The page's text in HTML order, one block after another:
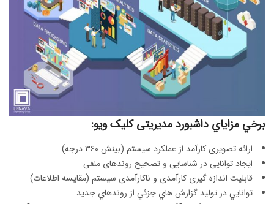
برخي مزاياي داشبورد مدیریتی کلیک ویو:
ارائه تصويری كارآمد از عملكرد سيستم (بينش ۳۶۰ درجه)
ایجاد توانایی در شناسایی و تصحیح روندهای منفی
قابليت اندازه گيری كارآمدی و ناكارآمدی سيستم (مقايسه اطلاعات)
توانايي در توليد گزارش هاي جزئي از روندهاي جديد